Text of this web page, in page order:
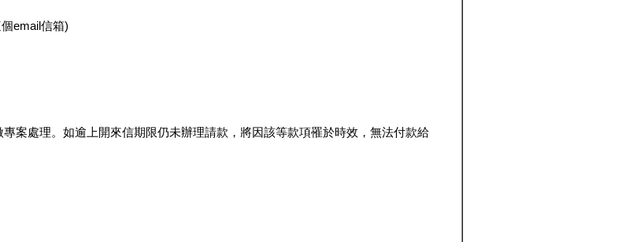
email信箱)
案處理。如逾上開來信期限仍未辦理請款，將因該等款項罹於時效，無法付款給